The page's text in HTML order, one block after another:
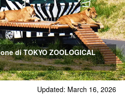
di TOKYO ZOOLOGICAL
Updated: March 16, 2026